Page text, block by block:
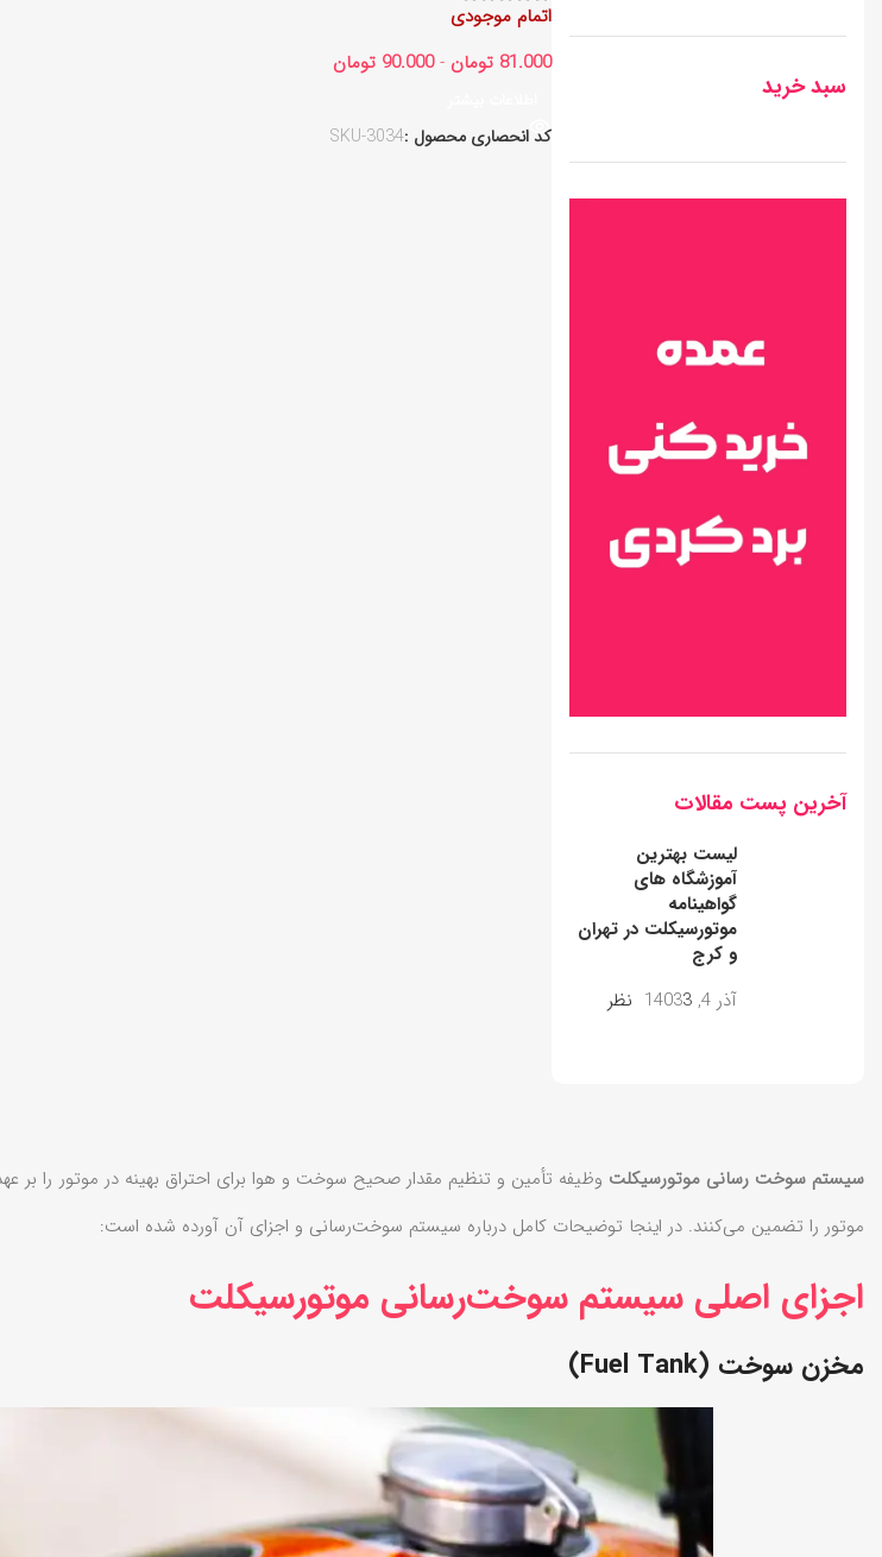
سبد خرید
آخرین پست‌ مقالات
لیست بهترین
آموزشگاه های
گواهینامه
موتورسیکلت در تهران
و کرج
آذر 4, 1403
3 نظر
اتمام موجودی
81.000 تومان -
90.000 تومان
کد انحصاری محصول :SKU-3034
سیستم سوخت‌ رسانی موتورسیکلت وظیفه تأمین و تنظیم مقدار صحیح سوخت و هوا برای احتراق بهینه در موتور را
موتور را تضمین می‌کنند. در اینجا توضیحات کامل درباره سیستم سوخت‌رسانی و اجزای آن آورده شده است:
اجزای اصلی سیستم سوخت‌رسانی موتورسیکلت
مخزن سوخت (Fuel Tank)